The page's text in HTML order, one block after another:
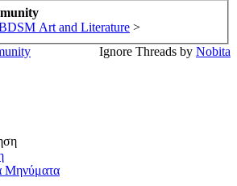
Art and Literature >
Ignore Threads by Nobita
Μηνύματα